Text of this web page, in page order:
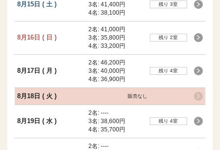
8月15日 ( 土 ) 残り 3室
3名: 41,400円
4名: 38,100円
8月16日 ( 日 ) 残り 2室
2名: 41,000円
3名: 35,800円
4名: 33,200円
8月17日 ( 月 ) 残り 4室
2名: 46,200円
3名: 40,000円
4名: 36,900円
8月18日 ( 火 ) 販売なし
8月19日 ( 水 ) 残り 4室
2名: ----
3名: 38,600円
4名: 35,700円
2名: ----